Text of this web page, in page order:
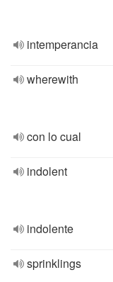
intemperancia
wherewith
con lo cual
indolent
indolente
sprinklings